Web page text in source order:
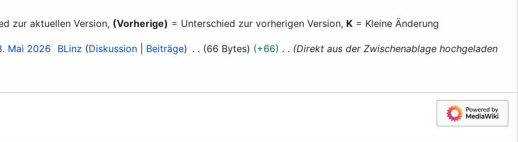
zur aktuellen Version, (Vorherige) = Unterschied zur vorherigen Version, K = Kleine Änderung
Mai 2026 BLinz Diskussion Beiträge 66 Bytes +66
Direkt aus der Zwischenablage hochgeladen